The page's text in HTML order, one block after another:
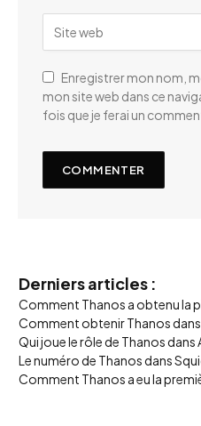
Enregistrer mon nom,
mon site web dans ce
fois que je ferai un
Derniers articles :
Comment Thanos a obtenu la
Comment obtenir Thanos dans
Qui joue le rôle de Thanos dans
Le numéro de Thanos dans
Comment Thanos a eu la